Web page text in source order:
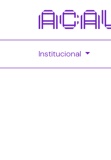
Institucional